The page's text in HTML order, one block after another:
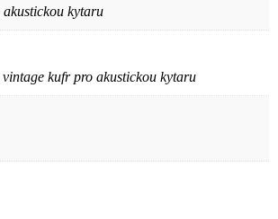
kytaru
kufr pro akustickou kytaru